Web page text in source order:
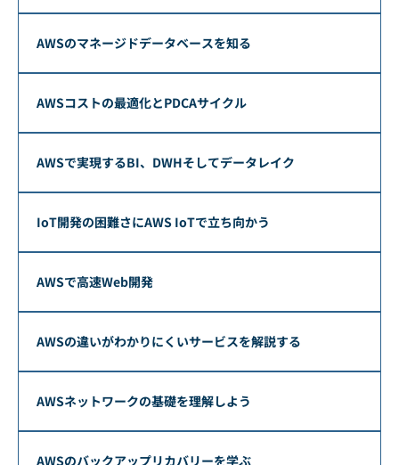
AWSのマネージドデータベースを知る
AWSコストの最適化とPDCAサイクル
AWSで実現するBI、DWHそしてデータレイク
IoT開発の困難さにAWS IoTで立ち向かう
AWSで高速Web開発
AWSの違いがわかりにくいサービスを解説する
AWSネットワークの基礎を理解しよう
AWSのバックアップリカバリーを学ぶ